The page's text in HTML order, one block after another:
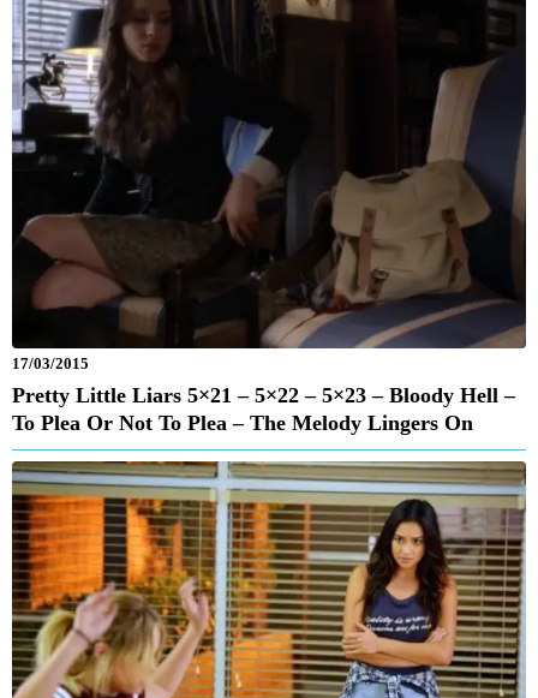
17/03/2015
Pretty Little Liars 5×21 – 5×22 – 5×23 – Bloody Hell –
To Plea Or Not To Plea – The Melody Lingers On